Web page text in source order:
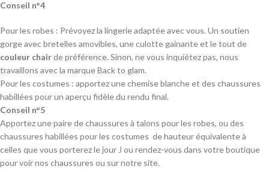
Conseil n°4
Pour les robes : Prévoyez la lingerie adaptée avec vous. Un soutien
gorge avec bretelles amovibles, une culotte gainante et le tout de
couleur chairde préférence. Sinon, ne vous inquiétez pas, nous
travaillons avec la marque Back to glam.
Pour les costumes : apportez une chemise blanche et des chaussures
habillées pour un aperçu fidèle du rendu final.
Conseil n°5
Apportez une paire de chaussures à talons pour les robes, ou des
chaussures habillées pour les costumes de hauteur équivalente à
celles que vous porterez le jour J ou rendez-vous dans votre boutique
pour voir nos chaussures ou sur notre site.